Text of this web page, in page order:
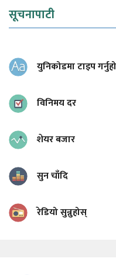
सूचनापाटी
युनिकोडमा टाइप
विनिमय दर
शेयर बजार
सुन चाँदि
रेडियो सुन्नुहोस्